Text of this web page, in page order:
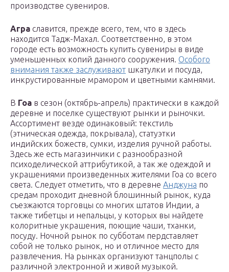
производстве сувениров.
Агра славится, прежде всего, тем, что в здесь
находится Тадж-Махал. Соответственно, в этом
городе есть возможность купить сувениры в виде
уменьшенных копий данного сооружения. Особого
внимания также заслуживают шкатулки и посуда,
инкрустированные мрамором и цветными камнями.
В Гоа в сезон (октябрь-апрель) практически в каждой
деревне и поселке существуют рынки и рыночки.
Ассортимент везде одинаковый: текстиль
(этническая одежда, покрывала), статуэтки
индийских божеств, сумки, изделия ручной работы.
Здесь же есть магазинчики с разнообразной
психоделической аттрибутикой, а так же одеждой и
украшениями произведенных жителями Гоа со всего
света. Следует отметить, что в деревне Анджуна по
средам проходит дневной блошинный рынок, куда
съезжаются торговцы со многих штатов Индии, а
также тибетцы и непальцы, у которых вы найдете
колоритные украшения, поющие чаши, тханки,
посуду. Ночной рынок по субботам пердставляет
собой не только рынок, но и отличное место для
развлечения. На рынках организуют танцполы с
различной электронной и живой музыкой.